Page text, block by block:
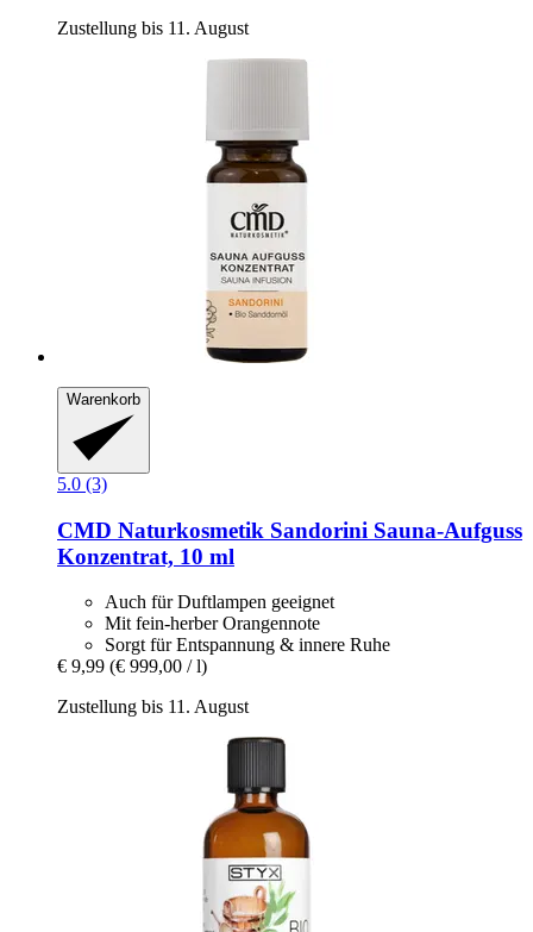
Zustellung bis 11. August
Warenkorb
5.0 (3)
CMD Naturkosmetik Sandorini Sauna-​Aufguss
Konzentrat, 10 ml
Auch für Duftlampen geeignet
Mit fein-herber Orangennote
Sorgt für Entspannung & innere Ruhe
€ 9,99 (€ 999,00 / l)
Zustellung bis 11. August